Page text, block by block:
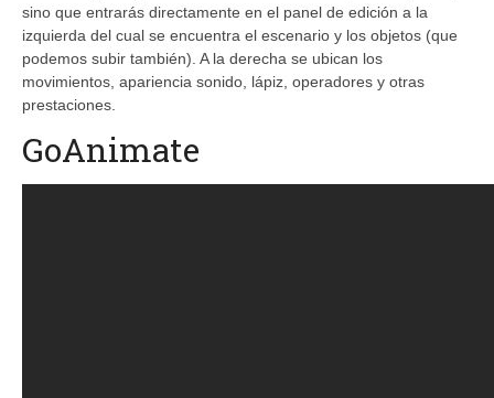
sino que entrarás directamente en el panel de edición a la
izquierda del cual se encuentra el escenario y los objetos (que
podemos subir también). A la derecha se ubican los
movimientos, apariencia sonido, lápiz, operadores y otras
prestaciones.
GoAnimate